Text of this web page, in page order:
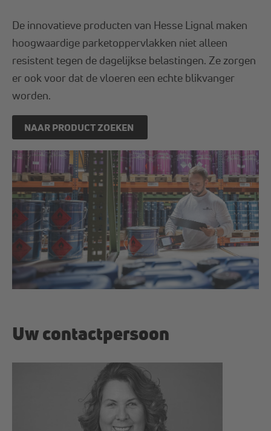
De innovatieve producten van Hesse Lignal maken
hoogwaardige parketoppervlakken niet alleen
resistent tegen de dagelijkse belastingen. Ze zorgen
er ook voor dat de vloeren een echte blikvanger
worden.
NAAR PRODUCT ZOEKEN
Uw contactpersoon